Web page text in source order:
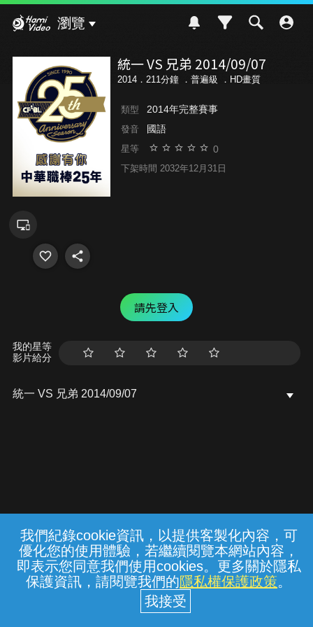
我們紀錄cookie資訊，以提供客製化內容，可
優化您的使用體驗，若繼續閱覽本網站內容，
即表示您同意我們使用cookies。更多關於隱私
保護資訊，請閱覽我們的隱私權保護政策。
瀏覽
統一 VS 兄弟 2014/09/07
2014．211分鐘 ． 普遍級 ．HD畫質
類型 2014年完整賽事
發音 國語
星等 0
下架時間 2032年12月31日
請先登入
我的星等
影片給分
統一 VS 兄弟 2014/09/07
常見問題 線上客服 服務條款 隱私權保護
中華電信股份有限公司個人家庭分公司
(統一編號：96979949) © 2026
{{notifyMsg}}